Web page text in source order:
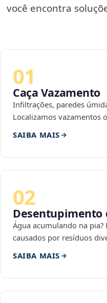
você encontra
01
Caça Vazamento
Infiltrações, paredes
Localizamos vazamentos
SAIBA MAIS
02
Desentupimento
Água acumulando na
causados por resíduos
SAIBA MAIS